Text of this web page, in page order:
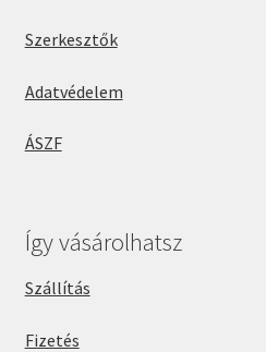
Szerkesztők
Adatvédelem
ÁSZF
Így vásárolhatsz
Szállítás
Fizetés